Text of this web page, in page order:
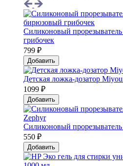
Силиконовый
грибочек
799 ₽
Добавить
Детская ложка-дозатор
1099 ₽
Добавить
Силиконовый
550 ₽
Добавить